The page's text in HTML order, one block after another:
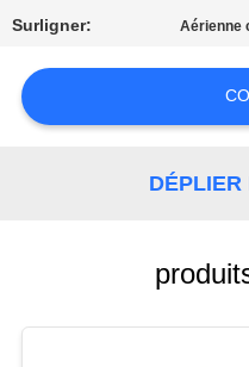
CONTACTEZ-
NOUS
NOUVELLES
SITE
Surligner: Aérienne
DÉPLIER